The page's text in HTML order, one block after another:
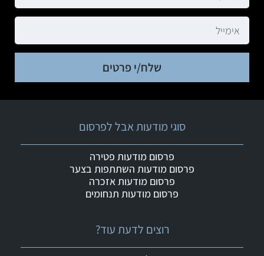
שלח/י פרטים
רוצים לדעת עוד?
סוגי מודעות אבל לפרסום
פרסום מודעות פטירה
פרסום מודעות השתתפות בצער
פרסום מודעות אזכרה
פרסום מודעות תנחומים